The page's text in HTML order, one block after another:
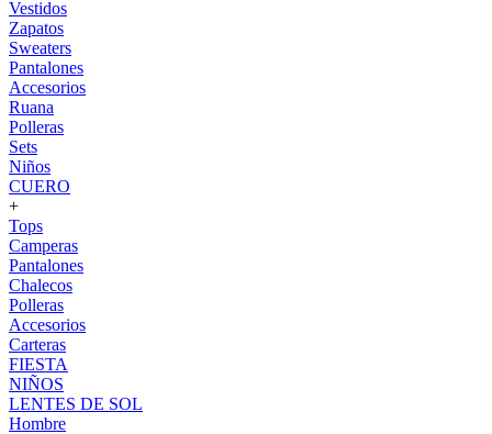
Vestidos
Zapatos
Sweaters
Pantalones
Accesorios
Ruana
Polleras
Sets
Niños
CUERO
+
Tops
Camperas
Pantalones
Chalecos
Polleras
Accesorios
Carteras
FIESTA
NIÑOS
LENTES DE SOL
Hombre